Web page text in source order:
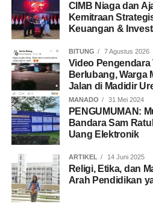
CIMB Niaga dan
Kemitraan
Keuangan &
BITUNG 7 Agustus 2026
Video Pengendara
Berlubang, Warga
Jalan di Madidir
MANADO 31 Mei 2024
PENGUMUMAN:
Bandara Sam
Uang Elektronik
ARTIKEL 14 Juni 2025
Religi, Etika, dan
Arah Pendidikan